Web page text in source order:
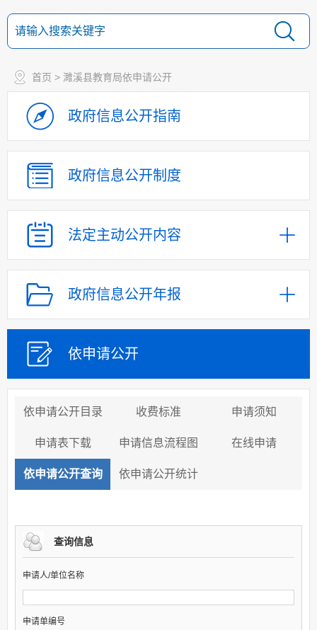
首页 > 濉溪县教育局依申请公开
政府信息公开指南
政府信息公开制度
法定主动公开内容
政府信息公开年报
依申请公开
依申请公开目录 收费标准 申请须知
申请表下载 申请信息流程图 在线申请
依申请公开查询 依申请公开统计
查询信息
申请人/单位名称
申请单编号